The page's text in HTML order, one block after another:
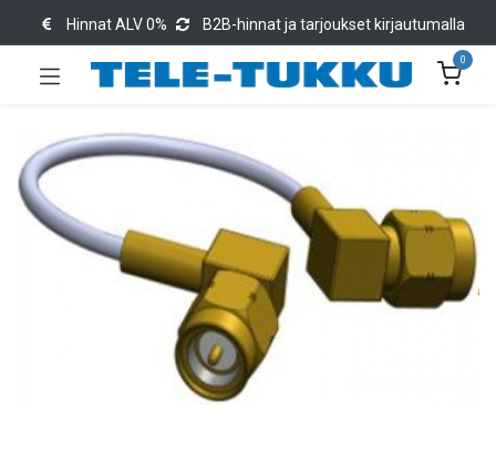
Hinnat ALV 0% B2B-hinnat ja tarjoukset kirjautumalla
0